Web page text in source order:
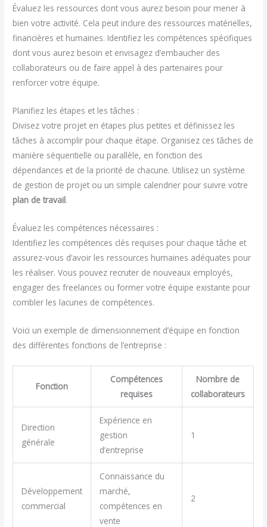
Évaluez les ressources dont vous aurez besoin pour mener à
bien votre activité. Cela peut inclure des ressources matérielles,
financières et humaines. Identifiez les compétences spécifiques
dont vous aurez besoin et envisagez d’embaucher des
collaborateurs ou de faire appel à des partenaires pour
renforcer votre équipe.
Planifiez les étapes et les tâches :
Divisez votre projet en étapes plus petites et définissez les
tâches à accomplir pour chaque étape. Organisez ces tâches de
manière séquentielle ou parallèle, en fonction des
dépendances et de la priorité de chacune. Utilisez un système
de gestion de projet ou un simple calendrier pour suivre votre
plan de travail.
Évaluez les compétences nécessaires :
Identifiez les compétences clés requises pour chaque tâche et
assurez-vous d’avoir les ressources humaines adéquates pour
les réaliser. Vous pouvez recruter de nouveaux employés,
engager des freelances ou former votre équipe existante pour
combler les lacunes de compétences.
Voici un exemple de dimensionnement d’équipe en fonction
des différentes fonctions de l’entreprise :
Fonction
Compétences
requises
Nombre de
collaborateurs
Direction
générale
Expérience en
gestion
d’entreprise
1
Développement
commercial
Connaissance du
marché,
compétences en
vente
2